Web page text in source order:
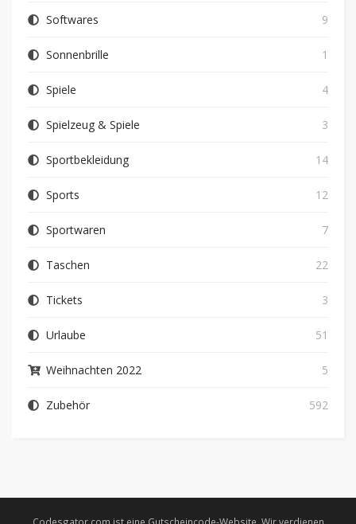
Softwares 9
Sonnenbrille 1
Spiele 4
Spielzeug & Spiele 3
Sportbekleidung 14
Sports 12
Sportwaren 7
Taschen 22
Tickets 3
Urlaube 51
Weihnachten 2022 5
Zubehör 592